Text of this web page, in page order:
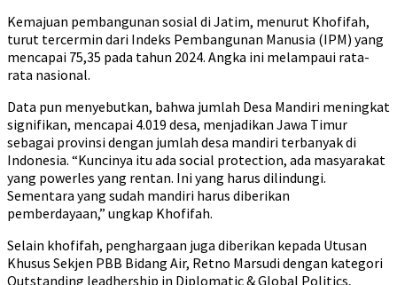
Kemajuan pembangunan sosial di Jatim, menurut Khofifah,
turut tercermin dari Indeks Pembangunan Manusia (IPM) yang
mencapai 75,35 pada tahun 2024. Angka ini melampaui rata-
rata nasional.
Data pun menyebutkan, bahwa jumlah Desa Mandiri meningkat
signifikan, mencapai 4.019 desa, menjadikan Jawa Timur
sebagai provinsi dengan jumlah desa mandiri terbanyak di
Indonesia. “Kuncinya itu ada social protection, ada masyarakat
yang powerles yang rentan. Ini yang harus dilindungi.
Sementara yang sudah mandiri harus diberikan
pemberdayaan,” ungkap Khofifah.
Selain khofifah, penghargaan juga diberikan kepada Utusan
Khusus Sekjen PBB Bidang Air, Retno Marsudi dengan kategori
Outstanding leadhership in Diplomatic & Global Politics,